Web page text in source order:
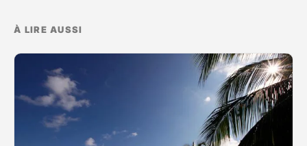
À LIRE AUSSI